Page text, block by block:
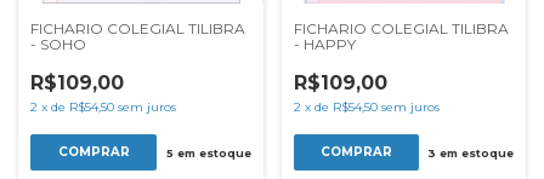
FICHARIO COLEGIAL TILIBRA
- SOHO
R$109,00
2 x de R$54,50 sem juros
5 em estoque
FICHARIO COLEGIAL TILIBRA
- HAPPY
R$109,00
2 x de R$54,50 sem juros
3 em estoque